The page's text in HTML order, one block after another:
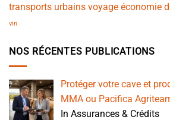
transports urbains voyage économie
vin
NOS RÉCENTES PUBLICATIONS
Protéger votre cave et
MMA ou Pacifica
In Assurances & Crédits